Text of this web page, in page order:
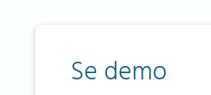
Se demo